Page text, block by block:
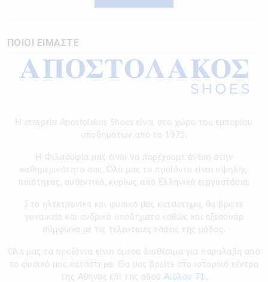
ΠΟΙΟΙ ΕΙΜΑΣΤΕ
Η εταιρεία Apostolakos Shoes είναι στο χώρο του εμπορίου
υποδημάτων από το 1972.
H Φιλοσοφία μας είναι να παρέχουμε άνεση στην
καθημερινότητα σας. Όλα μας τα προϊόντα είναι υψηλής
ποιότητας, αυθεντικά, κυρίως από Ελληνικά εεργοστάσια.
Στο ηλεκτρονικό και φυσικό μας κατάστημα, θα βρείτε
γυναικεία και ανδρικά υποδήματα καθώς και αξεσουάρ
σύμφωνα με τις τελευταίες τάσεις της μόδας.
Όλα μας τα προϊόντα είναι άμεσα διαθέσιμα για παραλαβή από
το φυσικό μας κατάστημα. Θα μας βρείτε στο ιστορικό κέντρο
της Αθήνας επί της οδού Αιόλου 71.